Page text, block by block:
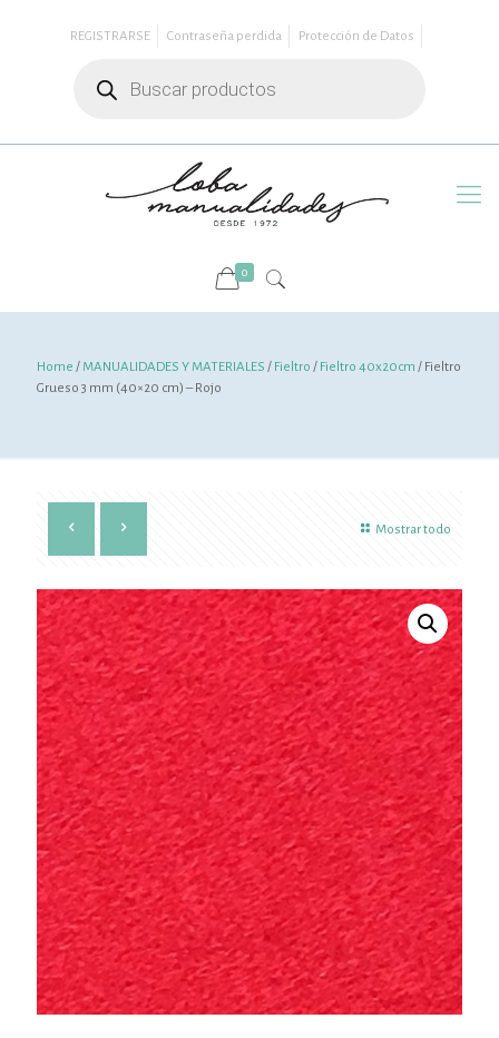
REGISTRARSE Contraseña perdida
Protección de Datos
productos
0
Home /MANUALIDADES Y MATERIALES / Fieltro / Fieltro 40x20cm / Fieltro
Grueso 3 mm (40×20 cm) – Rojo
Mostrar todo